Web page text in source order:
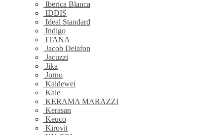
Iberica Blanca
IDDIS
Ideal Standard
Indigo
ITANA
Jacob Delafon
Jacuzzi
Jika
Jorno
Kaldewei
Kale
KERAMA MARAZZI
Kerasan
Keuco
Kirovit